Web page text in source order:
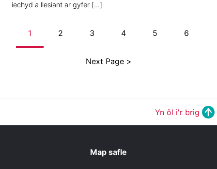
iechyd a llesiant ar gyfer […]
1 2 3 4 5 6
Next Page >
Yn ôl i'r brig
Map safle